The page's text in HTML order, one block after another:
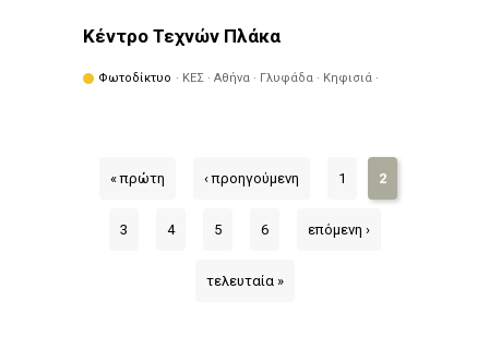
Κέντρο Τεχνών Πλάκα
Φωτοδίκτυο · ΚΕΣ · Αθήνα · Γλυφάδα · Κηφισιά ·
« πρώτη ‹ προηγούμενη 1 2
3 4 5 6 επόμενη ›
τελευταία »